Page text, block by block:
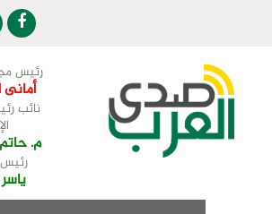
رئيس
نائب
م.
رئيس